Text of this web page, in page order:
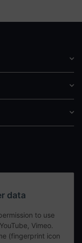
data
to use
Vimeo.
(fingerprint icon